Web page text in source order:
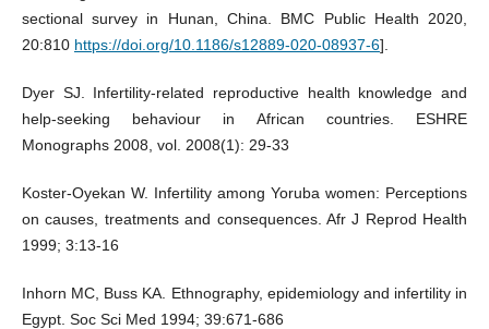
sectional survey in Hunan, China. BMC Public Health 2020,
20:810 https://doi.org/10.1186/s12889-020-08937-6].
Dyer SJ. Infertility-related reproductive health knowledge and
help-seeking behaviour in African countries. ESHRE
Monographs 2008, vol. 2008(1): 29-33
Koster-Oyekan W. Infertility among Yoruba women: Perceptions
on causes, treatments and consequences. Afr J Reprod Health
1999; 3:13-16
Inhorn MC, Buss KA. Ethnography, epidemiology and infertility in
Egypt. Soc Sci Med 1994; 39:671-686